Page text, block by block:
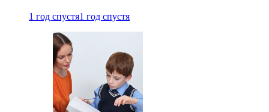
1 год спустя1 год спустя